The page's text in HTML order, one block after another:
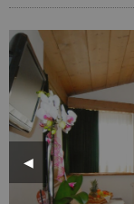
Previous
Slide
◀︎